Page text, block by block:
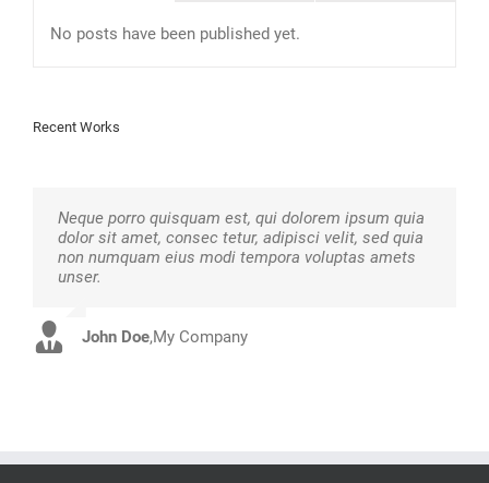
No posts have been published yet.
Recent Works
Neque porro quisquam est, qui dolorem ipsum quia
dolor sit amet, consec tetur, adipisci velit, sed quia
non numquam eius modi tempora voluptas amets
unser.
John Doe,My Company
Aliquam erat volutpat. Quisque at est id ligula
facilisis laoreet eget pulvinar nibh. Suspendisse at
ultrices dui. Curabitur ac felis arcu sadips ipsums
fugiats nemis.
Luke Beck,Theme Fusion